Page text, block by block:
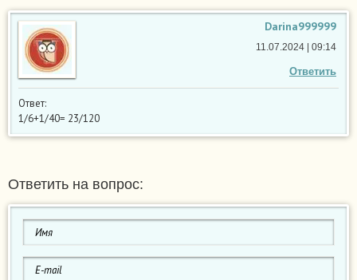
Darina999999
Ответить
11.07.2024 | 09:14
Ответ:
1/6+1/40= 23/120
Ответить на вопрос: